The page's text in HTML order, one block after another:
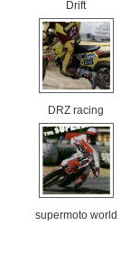
Drift
DRZ racing
supermoto world